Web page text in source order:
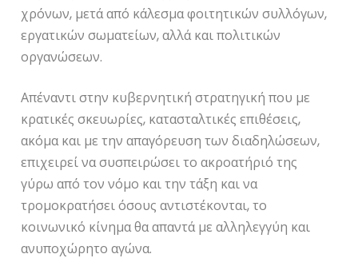
χρόνων, μετά από κάλεσμα φοιτητικών συλλόγων,
εργατικών σωματείων, αλλά και πολιτικών
οργανώσεων.
Απέναντι στην κυβερνητική στρατηγική που με
κρατικές σκευωρίες, κατασταλτικές επιθέσεις,
ακόμα και με την απαγόρευση των διαδηλώσεων,
επιχειρεί να συσπειρώσει το ακροατήριό της
γύρω από τον νόμο και την τάξη και να
τρομοκρατήσει όσους αντιστέκονται, το
κοινωνικό κίνημα θα απαντά με αλληλεγγύη και
ανυποχώρητο αγώνα.